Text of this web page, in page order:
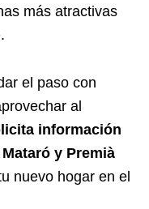
más atractivas
el paso con
al
información
y Premià
nuevo hogar en el